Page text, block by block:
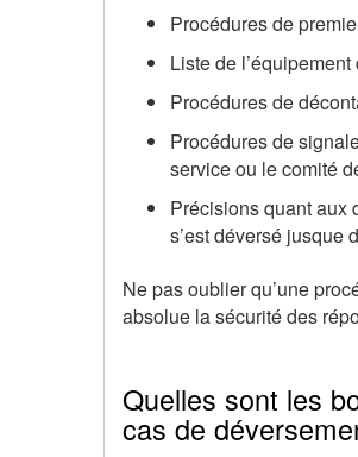
Procédures de
Liste de
Procédures de
Procédures de
service ou le comité
Précisions quant aux
s’est déversé jusque
Ne pas oublier qu’une
absolue la sécurité des
Quelles sont les
cas de